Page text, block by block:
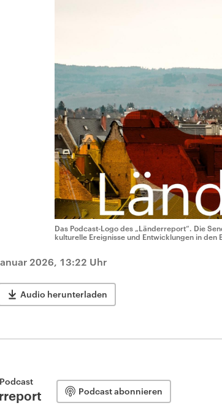
Das Podcast-Logo des „Länderreport“. Die
kulturelle Ereignisse und Entwicklungen in den
2026, 13:22 Uhr
Audio herunterladen
Podcast abonnieren